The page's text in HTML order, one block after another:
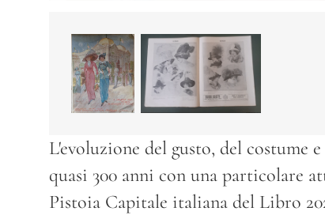
L'evoluzione del gusto, del costume
quasi 300 anni con una particolare
Pistoia Capitale italiana del Libro